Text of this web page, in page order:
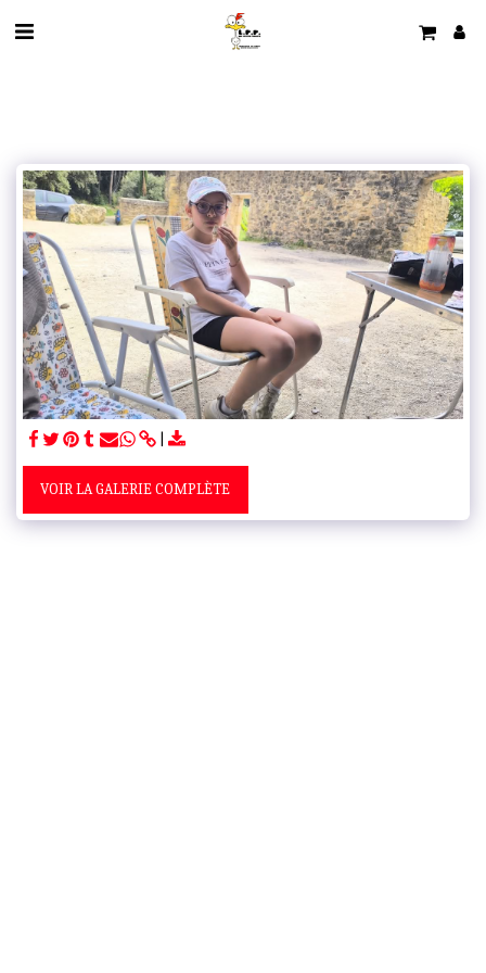
VOIR LA GALERIE COMPLÈTE